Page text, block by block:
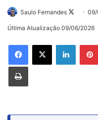
Saulo Fernandes
Follow
on
Última Atualização 09/06/2026
Imprimir